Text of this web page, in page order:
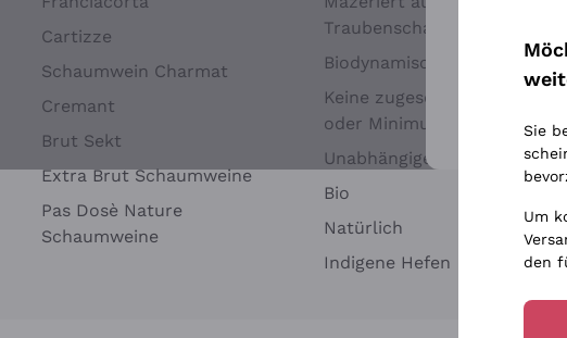
Cartizze
Schaumwein Charmat
Cremant
Brut Sekt
Extra Brut Schaumweine
Pas Dosè Nature
Schaumweine
Traubenschalen
Biodynamisch
Keine zugesetzten Sulfite
oder Minimum
Unabhängige Weinbauern
Bio
Natürlich
Indigene Hefen
Weitere
Sie
Um
den